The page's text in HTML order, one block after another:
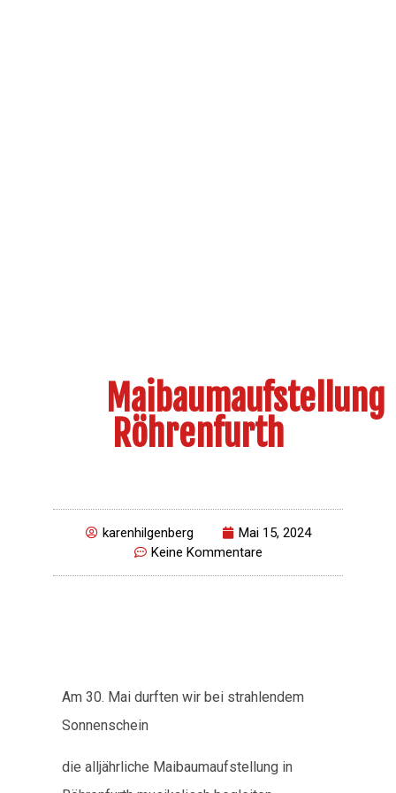
Maibaumaufstellung
Röhrenfurth
karenhilgenberg
Mai 15, 2024
Keine Kommentare
Am 30. Mai durften wir bei strahlendem
Sonnenschein
die alljährliche Maibaumaufstellung in